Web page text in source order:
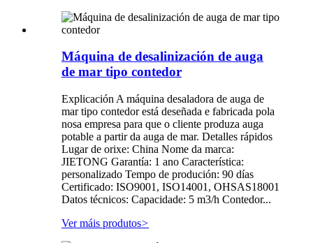
Máquina de desalinización de auga
de mar tipo contedor
Explicación A máquina desaladora de auga de
mar tipo contedor está deseñada e fabricada pola
nosa empresa para que o cliente produza auga
potable a partir da auga de mar. Detalles rápidos
Lugar de orixe: China Nome da marca:
JIETONG Garantía: 1 ano Característica:
personalizado Tempo de produción: 90 días
Certificado: ISO9001, ISO14001, OHSAS18001
Datos técnicos: Capacidade: 5 m3/h Contedor...
Ver máis produtos>